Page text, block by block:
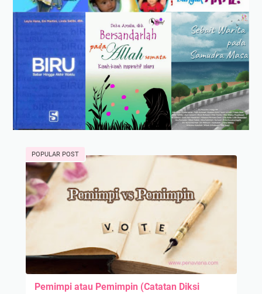
POPULAR POST
Pemimpi atau Pemimpin (Catatan Diksi